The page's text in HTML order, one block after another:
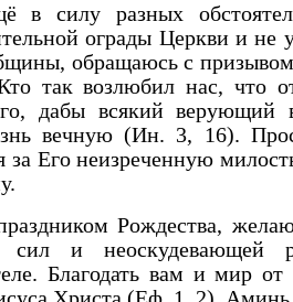
силу разных
ограды Церкви и не
обращаюсь с
так возлюбил нас, что
дабы всякий верующий
вечную (Ин. 3, 16).
за Его неизреченную
Рождества,
сил и неоскудевающей
Благодать вам и мир от